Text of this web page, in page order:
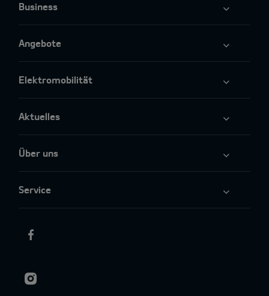
Business
Angebote
Elektromobilität
Aktuelles
Über uns
Service